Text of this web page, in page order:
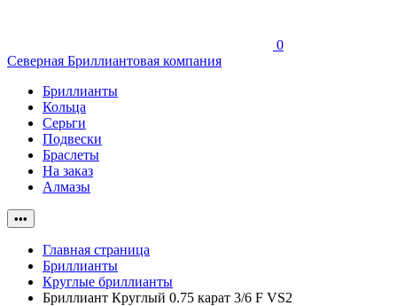
0
Северная Бриллиантовая компания
Бриллианты
Кольца
Серьги
Подвески
Браслеты
На заказ
Алмазы
•••
Главная страница
Бриллианты
Круглые бриллианты
Бриллиант Круглый 0.75 карат 3/6 F VS2